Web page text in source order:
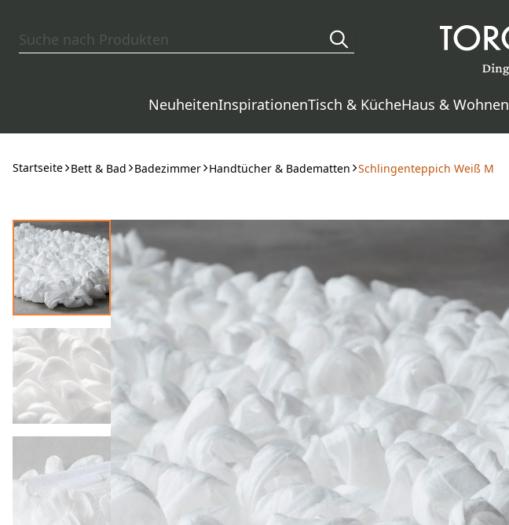
NeuheitenInspirationenTisch & KücheHaus & Wohnen
Startseite Bett & Bad Badezimmer Handtücher & Badematten Schlingenteppich Weiß M